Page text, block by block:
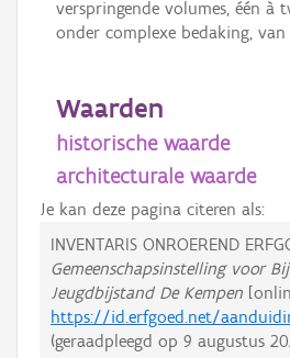
verspringende volumes, één à
onder complexe bedaking, van
Waarden
historische waarde
architecturale waarde
Je kan deze pagina citeren als:
INVENTARIS ONROEREND
Gemeenschapsinstelling voor
Jeugdbijstand De Kempen
https://id.erfgoed.net/
(geraadpleegd op 9 augustus